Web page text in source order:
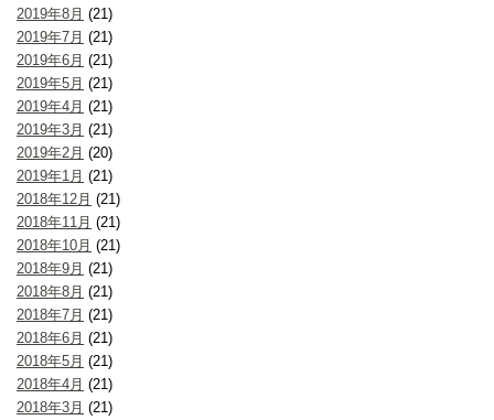
2019年8月 (21)
2019年7月 (21)
2019年6月 (21)
2019年5月 (21)
2019年4月 (21)
2019年3月 (21)
2019年2月 (20)
2019年1月 (21)
2018年12月 (21)
2018年11月 (21)
2018年10月 (21)
2018年9月 (21)
2018年8月 (21)
2018年7月 (21)
2018年6月 (21)
2018年5月 (21)
2018年4月 (21)
2018年3月 (21)